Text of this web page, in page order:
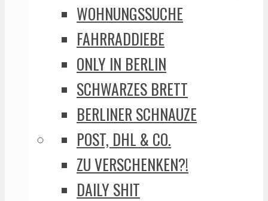
WOHNUNGSSUCHE
FAHRRADDIEBE
ONLY IN BERLIN
SCHWARZES BRETT
BERLINER SCHNAUZE
POST, DHL & CO.
ZU VERSCHENKEN?!
DAILY SHIT